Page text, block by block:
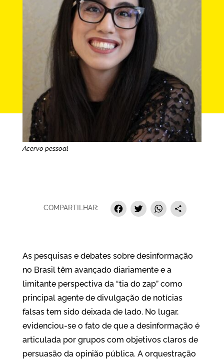
Acervo pessoal
COMPARTILHAR: Facebook
Twitter
As pesquisas e debates sobre desinformação
no Brasil têm avançado diariamente e a
limitante perspectiva da “tia do zap” como
principal agente de divulgação de notícias
falsas tem sido deixada de lado. No lugar,
evidenciou-se o fato de que a desinformação é
articulada por grupos com objetivos claros de
persuasão da opinião pública. A orquestração